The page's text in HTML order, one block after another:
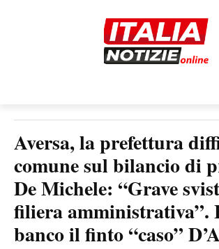
Aversa, la prefettura
comune sul bilancio di
De Michele: “Grave
filiera amministrativa”.
banco il finto “caso”